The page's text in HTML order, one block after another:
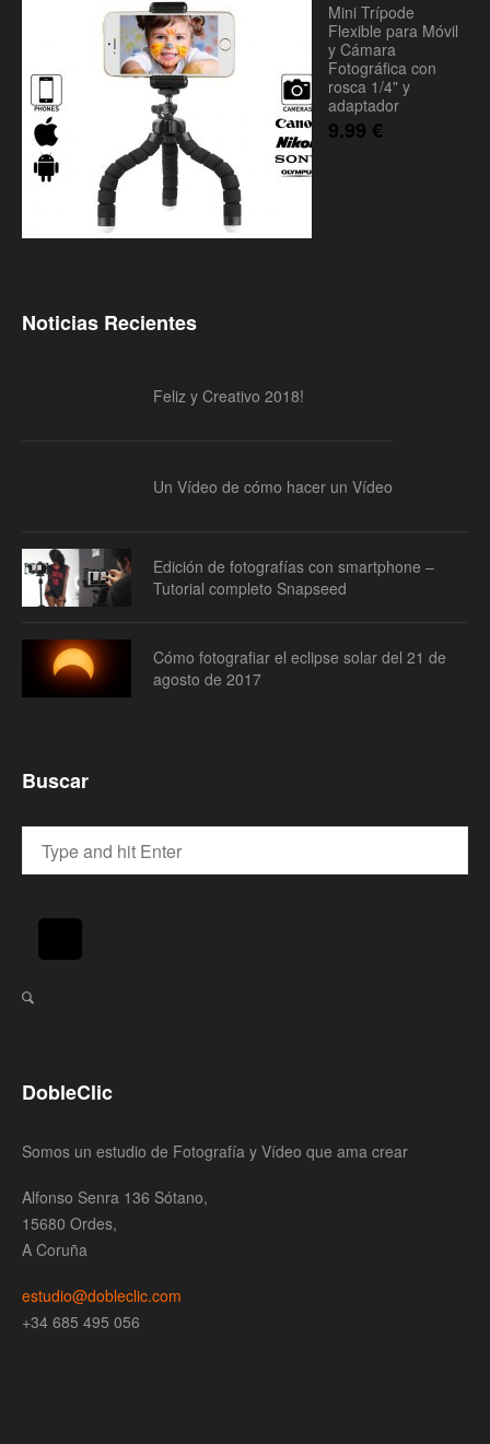
Mini Trípode
Flexible para Móvil
y Cámara
Fotográfica con
rosca 1/4" y
adaptador
9.99 €
Noticias Recientes
Feliz y Creativo 2018!
Un Vídeo de cómo hacer un Vídeo
Edición de fotografías con smartphone –
Tutorial completo Snapseed
Cómo fotografiar el eclipse solar del 21 de
agosto de 2017
Buscar
DobleClic
Somos un estudio de Fotografía y Vídeo que ama crear
Alfonso Senra 136 Sótano,
15680 Ordes,
A Coruña
estudio@dobleclic.com
+34 685 495 056